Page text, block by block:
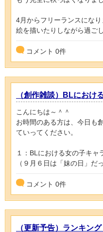
4月からフリーランスになり
絵を描いたりしながら過ご
コメント 0件
（創作雑談）BLにおけ
こんにちは～＾＾
お時間のある方は、今日も
ていってください。
１：BLにおける女の子キャ
（９月６日は「妹の日」だ
コメント 0件
（更新予告）ランキン